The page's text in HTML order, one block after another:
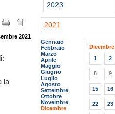
2021
la
2023
2021
Gennaio
Febbraio
Marzo
Aprile
Maggio
Giugno
Luglio
Agosto
Settembre
Ottobre
Novembre
Dicembre
Dicembre
1
2
8 9
15 16
22 23